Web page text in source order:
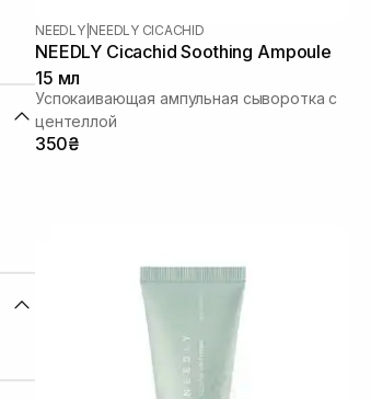
NEEDLY| NEEDLY CICACHID
NEEDLY Cicachid Soothing Ampoule
15 мл
Успокаивающая ампульная сыворотка с
центеллой
350₴